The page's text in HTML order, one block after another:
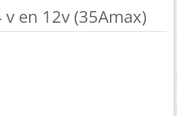
en 12v (35Amax)